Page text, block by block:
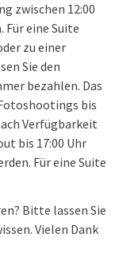
zwischen 12:00
Für eine Suite
zu einer
Sie den
bezahlen. Das
bis
Verfügbarkeit
bis 17:00 Uhr
Für eine Suite
Bitte lassen Sie
Vielen Dank